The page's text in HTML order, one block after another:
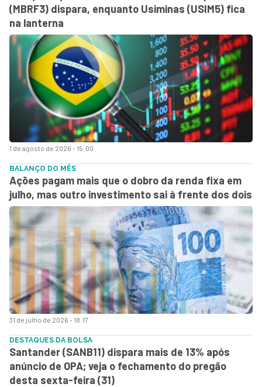
1 de agosto de 2026 - 15:00
(MBRF3) dispara, enquanto Usiminas (USIM5) fica
na lanterna
31 de julho de 2026 - 18:17
BALANÇO DO MÊS
Ações pagam mais que o dobro da renda fixa em
julho, mas outro investimento sai à frente dos dois
DESTAQUES DA BOLSA
Santander (SANB11) dispara mais de 13% após
anúncio de OPA; veja o fechamento do pregão
desta sexta-feira (31)